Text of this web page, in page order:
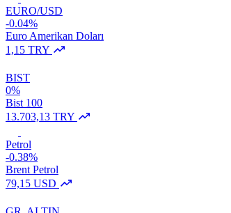
EURO/USD
-0.04%
Euro Amerikan Doları
1,15 TRY
BIST
0%
Bist 100
13.703,13 TRY
Petrol
-0.38%
Brent Petrol
79,15 USD